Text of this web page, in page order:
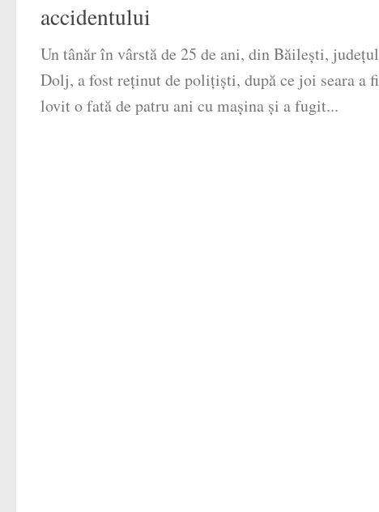
accidentului
Un tânăr în vârstă de 25 de ani, din Băilești, județul
Dolj, a fost reținut de polițiști, după ce joi seara a fi
lovit o fată de patru ani cu mașina și a fugit...